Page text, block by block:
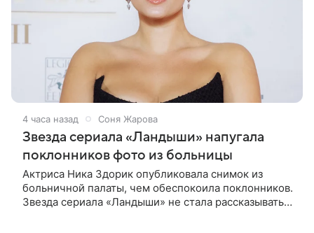
4 часа назад Соня Жарова
Звезда сериала «Ландыши» напугала
поклонников фото из больницы
Актриса Ника Здорик опубликовала снимок из
больничной палаты, чем обеспокоила поклонников.
Звезда сериала «Ландыши» не стала рассказывать,